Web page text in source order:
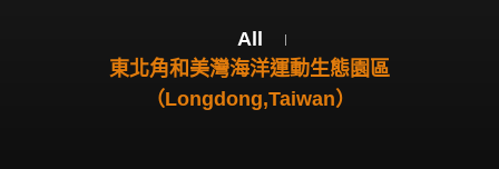
All
東北角和美灣海洋運動生態園區
（Longdong,Taiwan）